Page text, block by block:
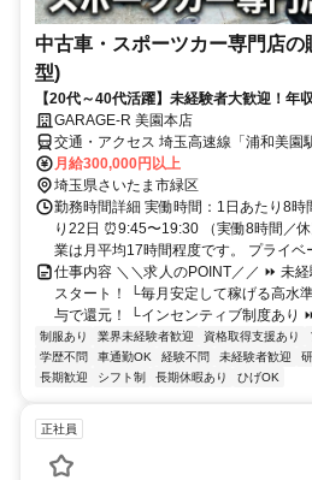
中古車・スポーツカー専門店
型)
【20代～40代活躍】未経験者大歓迎！年
GARAGE-R 美園本店
交通・アクセス 埼玉高速線「浦和美園
月給300,000円以上
埼玉県さいたま市緑区
勤務時間詳細 実働時間：1日あたり8時
り22日 ⏰9:45〜19:30 （実働8時間／
業は月平均17時間程度です。 プライベ
仕事内容 ＼＼求人のPOINT／／ ⏩ 未
スタート！ └毎月安定して稼げる高水
与で還元！ └インセンティブ制度あり
制服あり 業界未経験者歓迎 資格取得支援あり
学歴不問
車通勤OK 経験不問 未経験者歓迎
長期歓迎
シフト制 長期休暇あり ひげOK
正社員